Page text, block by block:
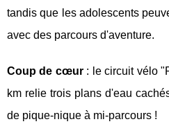
tandis que les adolescents
avec des parcours d'aventure.
Coup de cœur: le circuit vélo
km relie trois plans d'eau
de pique-nique à mi-parcours !